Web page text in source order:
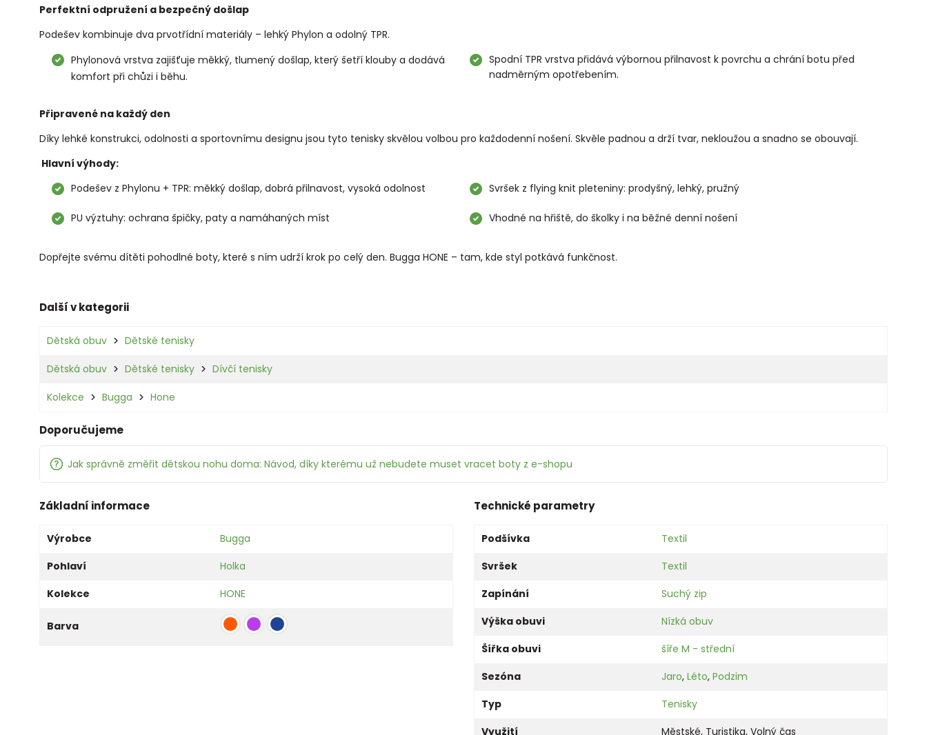
Perfektní odpružení a bezpečný došlap
Podešev kombinuje dva prvotřídní materiály – lehký Phylon a odolný TPR.
Phylonová vrstva zajišťuje měkký, tlumený došlap, který šetří klouby a dodává
komfort při chůzi i běhu.
Spodní TPR vrstva přidává výbornou přilnavost k povrchu a chrání botu před
nadměrným opotřebením.
Připravené na každý den
Díky lehké konstrukci, odolnosti a sportovnímu designu jsou tyto tenisky skvělou volbou pro každodenní nošení. Skvěle padnou a drží tvar, nekloužou a snadno se obouvají.
Hlavní výhody:
Podešev z Phylonu + TPR: měkký došlap, dobrá přilnavost, vysoká odolnost
Svršek z flying knit pleteniny: prodyšný, lehký, pružný
PU výztuhy: ochrana špičky, paty a namáhaných míst Vhodné na hřiště, do školky i na běžné denní nošení
Dopřejte svému dítěti pohodlné boty, které s ním udrží krok po celý den. Bugga HONE – tam, kde styl potkává funkčnost.
Další v kategorii
Dětská obuv Dětské tenisky
Dětská obuv Dětské tenisky Dívčí tenisky
Kolekce Bugga Hone
Doporučujeme
Jak správně změřit dětskou nohu doma: Návod, díky kterému už nebudete muset vracet boty z e-shopu
Základní informace
Výrobce
Bugga
Pohlaví
Holka
Kolekce
HONE
Barva
Technické parametry
Podšívka
Textil
Svršek
Textil
Zapínání
Suchý zip
Výška obuvi
Nízká obuv
Šířka obuvi
šíře M - střední
Sezóna
Jaro, Léto, Podzim
Typ
Tenisky
Využití
Městské, Turistika, Volný čas